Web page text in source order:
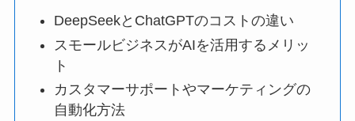
DeepSeekとChatGPTのコストの違い
スモールビジネスがAIを活用するメリッ
ト
カスタマーサポートやマーケティングの
自動化方法